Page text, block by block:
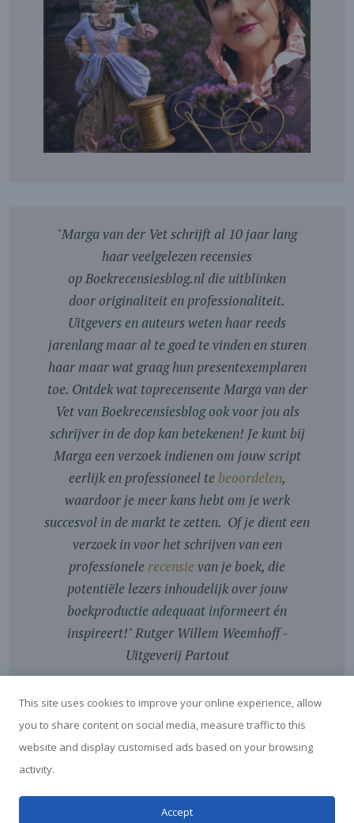
"Marga van der Vet schrijft al 10 jaar lang
haar veelgelezen recensies
op Boekrecensiesblog.nl die uitblinken
door originaliteit en professionaliteit.
Uitgevers en auteurs weten haar reeds
jarenlang maar al te goed te vinden en sturen
haar maar wat graag hun presentexemplaren
toe. Ontdek wat toprecensente Marga van der
Vet van Boekrecensiesblog ook voor jou als
schrijver in de dop kan betekenen! Je kunt bij
Marga een verzoek indienen om jouw script
eerlijk en professioneel te beoordelen,
waardoor je meer kans hebt om je werk
succesvol in de markt te zetten. Of je dient een
verzoek in voor het schrijven van een
professionele recensievan je boek, die
potentiële lezers inhoudelijk over jouw
boekproductie adequaat informeert én
inspireert!"Rutger Willem Weemhoff -
Uitgeverij Partout
© Boekrecensies Blog - door Marga van der Vet - 2026
This site uses cookies to improve your online experience, allow
you to share content on social media, measure traffic to this
website and display customised ads based on your browsing
activity.
Accept